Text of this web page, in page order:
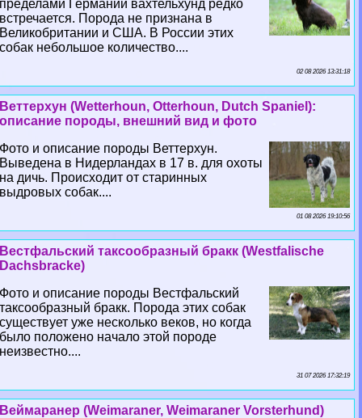
пределами Германии вахтельхунд редко
встречается. Порода не признана в
Великобритании и США. В России этих
собак небольшое количество....
02 08 2026 13:31:18
Веттерхун (Wetterhoun, Otterhoun, Dutch Spaniel):
описание породы, внешний вид и фото
Фото и описание породы Веттерхун.
Выведена в Нидерландах в 17 в. для охоты
на дичь. Происходит от старинных
выдровых собак....
01 08 2026 19:10:56
Вестфальский таксообразный бpaкк (Westfalische
Dachsbracke)
Фото и описание породы Вестфальский
таксообразный бpaкк. Порода этих собак
существует уже несколько веков, но когда
было положено начало этой породе
неизвестно....
31 07 2026 17:32:19
Веймаранер (Weimaraner, Weimaraner Vorsterhund)